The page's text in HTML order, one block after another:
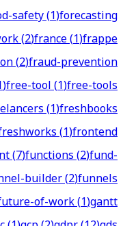
safety(1)forecasting
(2)france(1)frappe
(2)fraud-prevention
)free-tool(1)free-tools
(1)freshbooks
(1)frontend
(7)functions(2)fund-
builder(2)funnels
of-work(1)gantt